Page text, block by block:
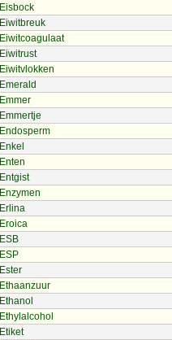
Eisbock
Eiwitbreuk
Eiwitcoagulaat
Eiwitrust
Eiwitvlokken
Emerald
Emmer
Emmertje
Endosperm
Enkel
Enten
Entgist
Enzymen
Erlina
Eroica
ESB
ESP
Ester
Ethaanzuur
Ethanol
Ethylalcohol
Etiket